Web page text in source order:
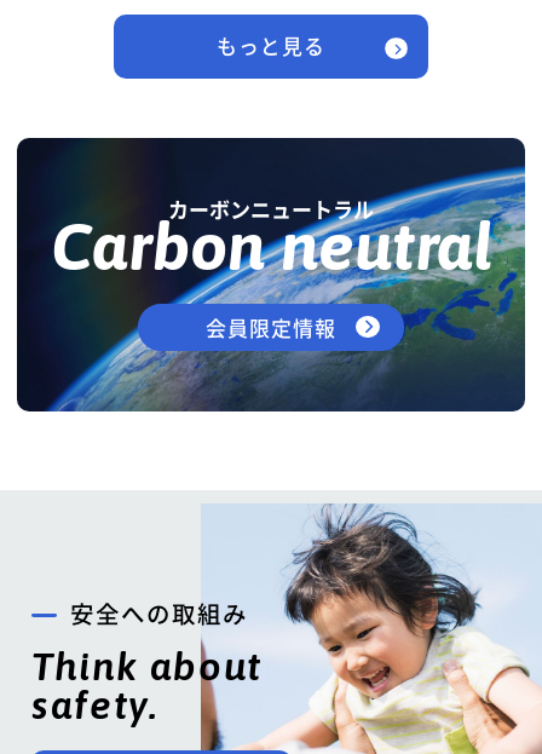
もっと見る
カーボンニュートラル
Carbon neutral
会員限定情報
安全への取組み
Think about
safety.